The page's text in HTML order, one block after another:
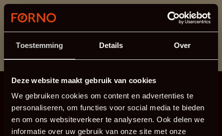
Toestemming Details Over
Deze website maakt gebruik van cookies
We gebruiken cookies om content en advertenties te
personaliseren, om functies voor social media te bieden
en om ons websiteverkeer te analyseren. Ook delen we
informatie over uw gebruik van onze site met onze
Ten dział jest obecnie w konserwacji. Jeśli brakuje Ci
informacji.
możesz zadzwonić pod numer +31 413 351 272 lub